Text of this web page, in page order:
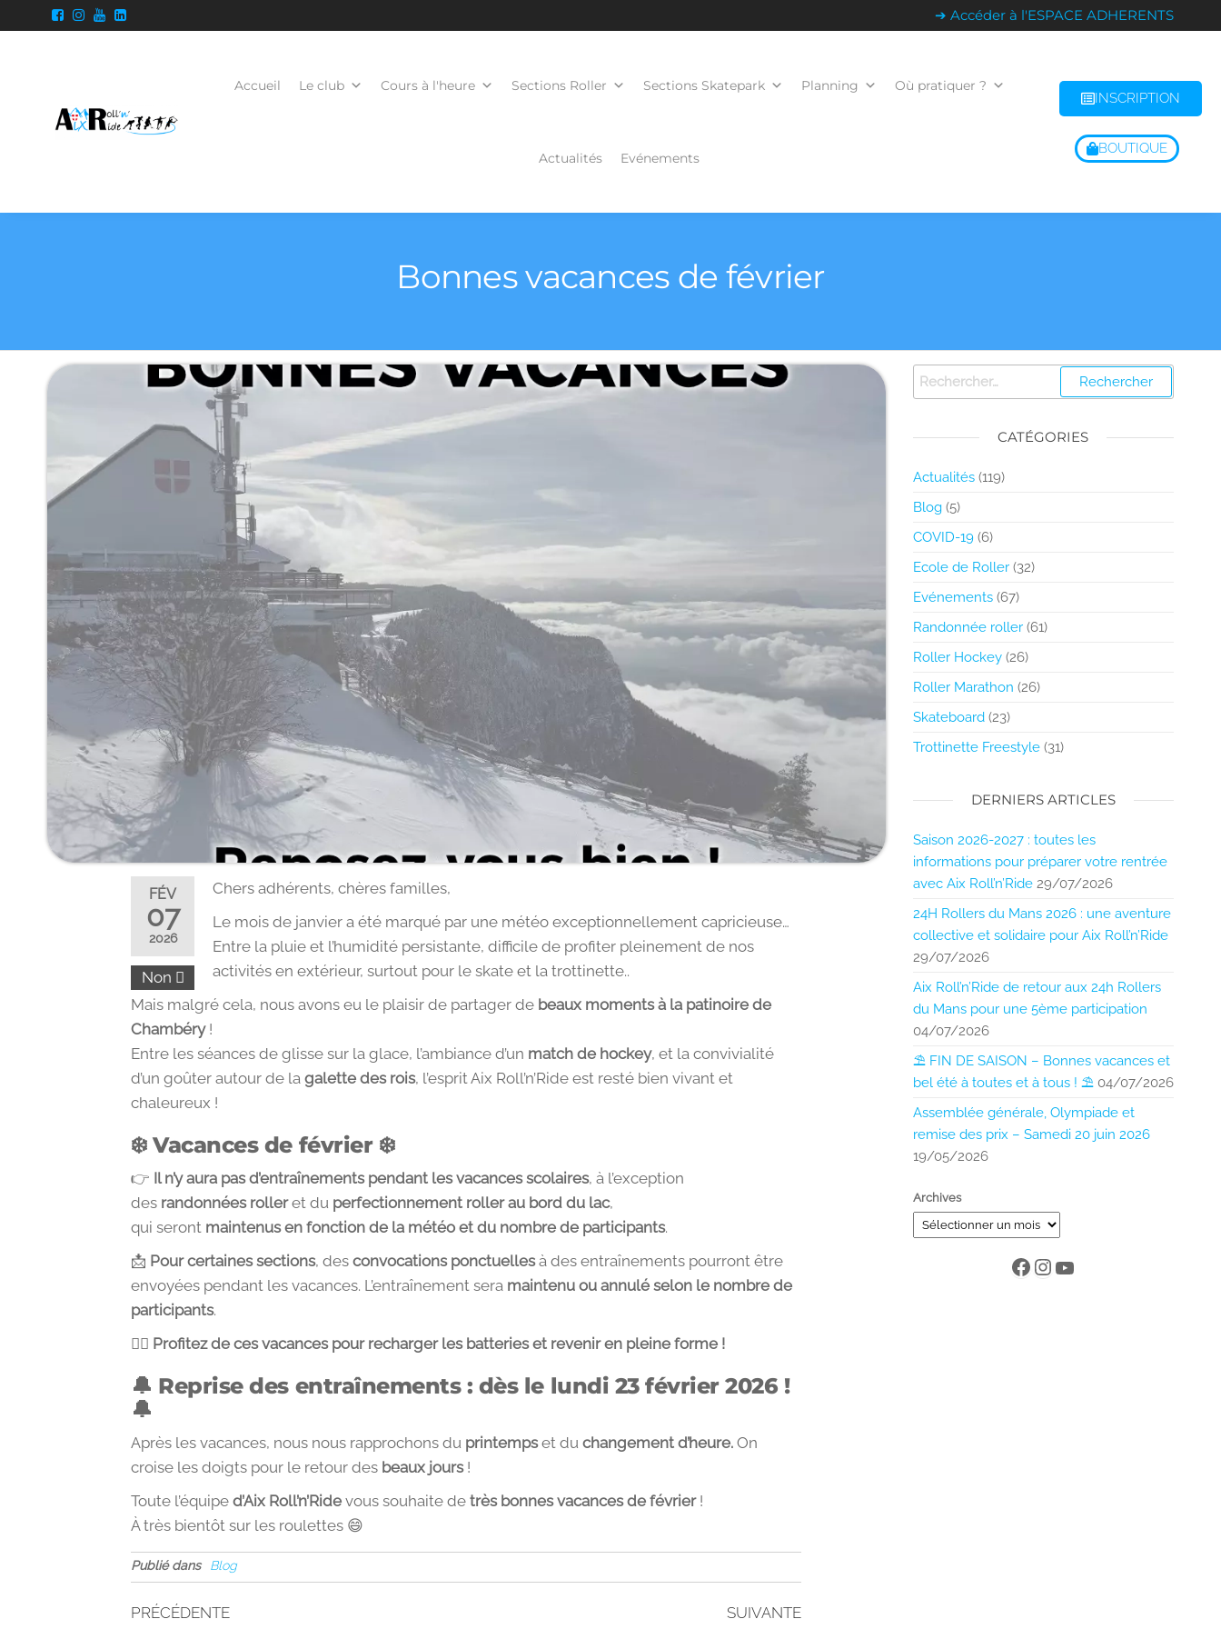
➔ Accéder à l'ESPACE ADHERENTS
Accueil Le club Cours à l'heure Sections Roller Sections Skatepark Planning Où pratiquer ?
Actualités Evénements
INSCRIPTION
BOUTIQUE
Bonnes vacances de février
FÉV
07
2026
Non
Chers adhérents, chères familles,
Le mois de janvier a été marqué par une météo exceptionnellement capricieuse…
Entre la pluie et l’humidité persistante, difficile de profiter pleinement de nos
activités en extérieur, surtout pour le skate et la trottinette..
Mais malgré cela, nous avons eu le plaisir de partager de beaux moments à la patinoire de
Chambéry!
Entre les séances de glisse sur la glace, l’ambiance d’un match de hockey, et la convivialité
d’un goûter autour de lagalette des rois, l’esprit Aix Roll’n’Ride est resté bien vivant et
chaleureux !
❄️ Vacances de février ❄️
👉 Il n’y aura pas d’entraînements pendant les vacances scolaires, à l’exception
des randonnées rolleret du perfectionnement roller au bord du lac,
qui seront maintenus en fonction de la météo et du nombre de participants.
📩 Pour certaines sections, desconvocations ponctuellesà des entraînements pourront être
envoyées pendant les vacances. L’entraînement sera maintenu ou annulé selon le nombre de
participants.
🧘‍♂️ Profitez de ces vacances pour recharger les batteries et revenir en pleine forme !
🔔 Reprise des entraînements : dès le lundi 23 février 2026 !
🔔
Après les vacances, nous nous rapprochons du printempset duchangement d’heure.On
croise les doigts pour le retour des beaux jours!
Toute l’équiped’Aix Roll’n’Ride vous souhaite detrès bonnes vacances de février!
À très bientôt sur les roulettes 😄
Publié dans Blog
PRÉCÉDENTE
SUIVANTE
CATÉGORIES
Actualités(119)
Blog(5)
COVID-19(6)
Ecole de Roller(32)
Evénements(67)
Randonnée roller(61)
Roller Hockey(26)
Roller Marathon (26)
Skateboard(23)
Trottinette Freestyle(31)
DERNIERS ARTICLES
Saison 2026-2027 : toutes les
informations pour préparer votre rentrée
avec Aix Roll’n’Ride 29/07/2026
24H Rollers du Mans 2026 : une aventure
collective et solidaire pour Aix Roll’n’Ride
29/07/2026
Aix Roll’n’Ride de retour aux 24h Rollers
du Mans pour une 5ème participation
04/07/2026
⛱️ FIN DE SAISON – Bonnes vacances et
bel été à toutes et à tous ! ⛱️ 04/07/2026
Assemblée générale, Olympiade et
remise des prix – Samedi 20 juin 2026
19/05/2026
Archives